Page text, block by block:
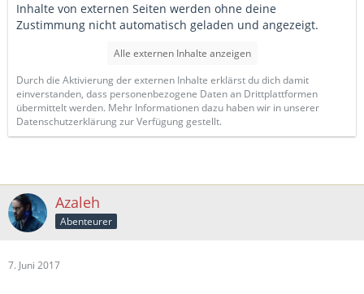
Inhalte von externen Seiten werden ohne deine
Zustimmung nicht automatisch geladen und angezeigt.
Alle externen Inhalte anzeigen
Durch die Aktivierung der externen Inhalte erklärst du dich damit
einverstanden, dass personenbezogene Daten an Drittplattformen
übermittelt werden. Mehr Informationen dazu haben wir in unserer
Datenschutzerklärung zur Verfügung gestellt.
Azaleh
Abenteurer
7. Juni 2017